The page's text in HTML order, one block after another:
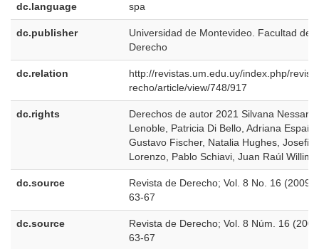
dc.language spa
dc.publisher
Universidad de Montevideo. Facultad de
Derecho
dc.relation
http://revistas.um.edu.uy/index.php/
recho/article/view/748/917
dc.rights
Derechos de autor 2021 Silvana Nessar
Lenoble, Patricia Di Bello, Adriana
Gustavo Fischer, Natalia Hughes,
Lorenzo, Pablo Schiavi, Juan Raúl
dc.source
Revista de Derecho; Vol. 8 No. 16 (2009);
63-67
dc.source
Revista de Derecho; Vol. 8 Núm. 16
63-67